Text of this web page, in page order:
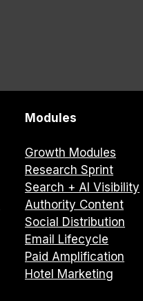
Modules
Growth Modules
Research Sprint
Search + AI Visibility
Authority Content
Social Distribution
Email Lifecycle
Paid Amplification
Hotel Marketing